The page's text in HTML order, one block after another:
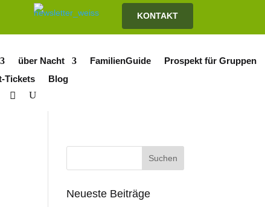
KONTAKT
über Nacht FamilienGuide
Prospekt für Gruppen
Tickets
Blog
Neueste Beiträge